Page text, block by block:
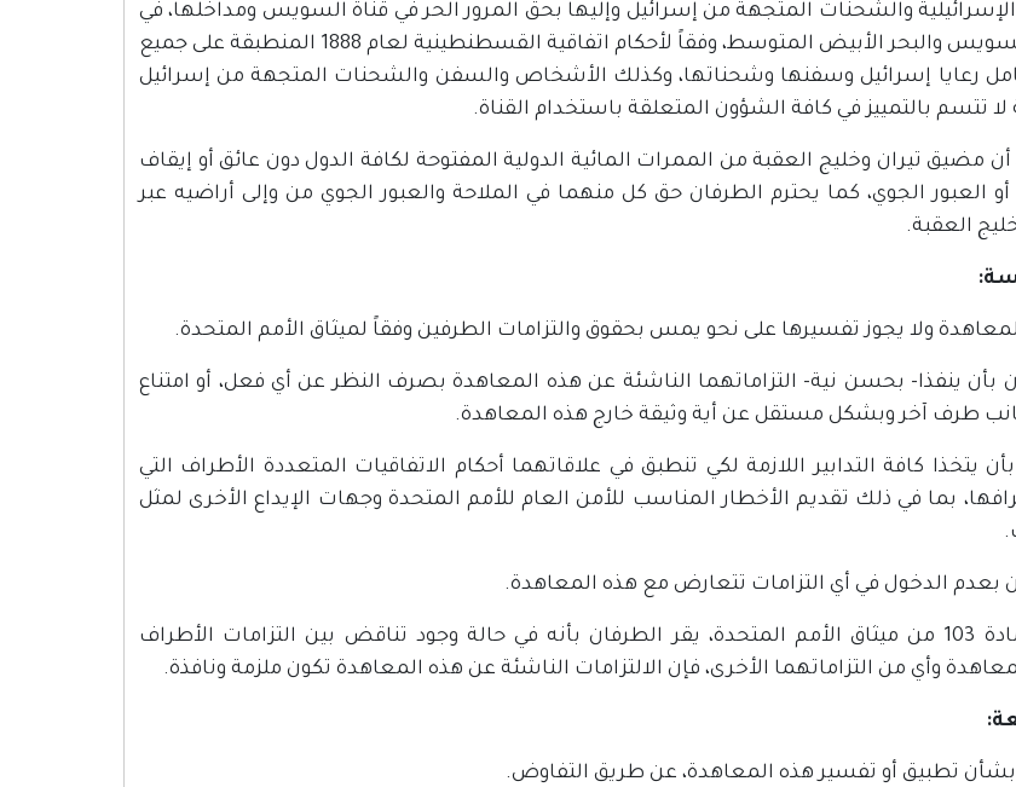
والشحنات المتجهة من إسرائيل وإليها بحق المرور الحر في قناة السويس ومداخلها، في
كل من خليج السويس والبحر الأبيض المتوسط، وفقاً لأحكام اتفاقية القسطنطينية لعام 1888 المنطبقة على جميع
رعايا إسرائيل وسفنها وشحناتها، وكذلك الأشخاص والسفن والشحنات المتجهة من إسرائيل
لا تتسم بالتمييز في كافة الشؤون المتعلقة باستخدام القناة.
أن مضيق تيران وخليج العقبة من الممرات المائية الدولية المفتوحة لكافة الدول دون عائق أو إيقاف
أو العبور الجوي، كما يحترم الطرفان حق كل منهما في الملاحة والعبور الجوي من وإلى أراضيه عبر
العقبة.
ولا يجوز تفسيرها على نحو يمس بحقوق والتزامات الطرفين وفقاً لميثاق الأمم المتحدة.
بأن ينفذا- بحسن نية- التزاماتهما الناشئة عن هذه المعاهدة بصرف النظر عن أي فعل، أو امتناع
طرف آخر وبشكل مستقل عن أية وثيقة خارج هذه المعاهدة.
يتخذا كافة التدابير اللازمة لكي تنطبق في علاقاتهما أحكام الاتفاقيات المتعددة الأطراف التي
بما في ذلك تقديم الأخطار المناسب للأمن العام للأمم المتحدة وجهات الإيداع الأخرى لمثل
بعدم الدخول في أي التزامات تتعارض مع هذه المعاهدة.
مع مراعاة المادة 103 من ميثاق الأمم المتحدة، يقر الطرفان بأنه في حالة وجود تناقض بين التزامات الأطراف
وأي من التزاماتهما الأخرى، فإن الالتزامات الناشئة عن هذه المعاهدة تكون ملزمة ونافذة.
بشأن تطبيق أو تفسير هذه المعاهدة، عن طريق التفاوض.